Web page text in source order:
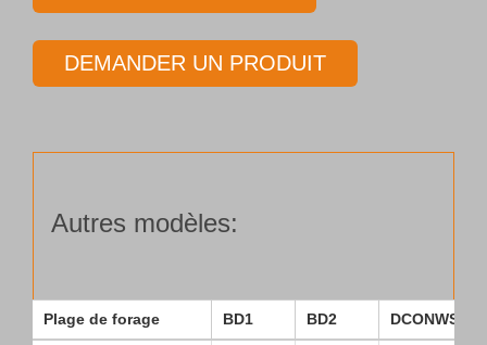
extérieur
Type
DEMANDER UN PRODUIT
Autres modèles:
Plage de forage BD1 BD2 DCONWS